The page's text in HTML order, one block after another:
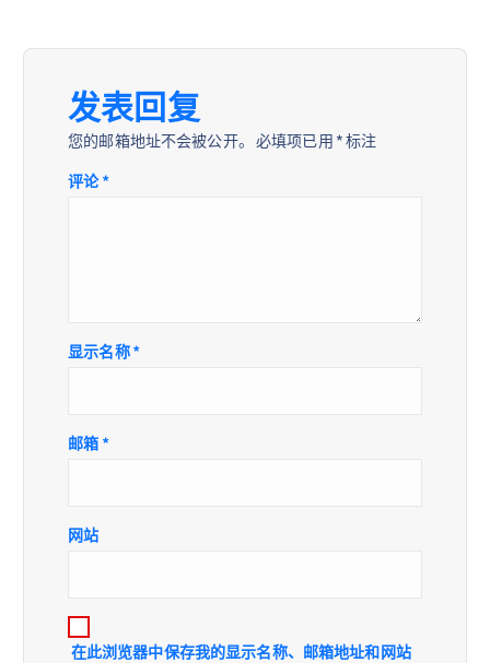
航
发表回复
您的邮箱地址不会被公开。 必填项已用 *标注
评论*
显示名称*
邮箱 *
网站
在此浏览器中保存我的显示名称、邮箱地址和网站